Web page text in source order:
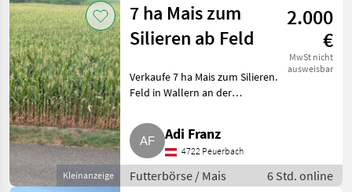
Kleinanzeige
7 ha Mais zum
Silieren ab Feld
2.000
€
MwSt nicht
ausweisbar
Verkaufe 7 ha Mais zum Silieren.
Feld in Wallern an der
jederzeit möglich. Futterbörse
Mais. Telefonnummer siehe
Bild. Futterbörse Mais
Adi Franz
4722 Peuerbach
Futterbörse / Mais 6 Std. online